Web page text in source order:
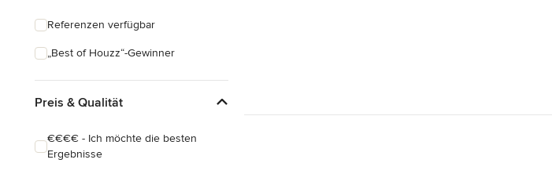
Referenzen verfügbar
„Best of Houzz“-Gewinner
Preis & Qualität
€€€€ - Ich möchte die besten
Ergebnisse